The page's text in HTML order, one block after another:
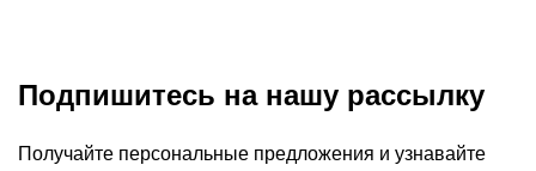
Подпишитесь на нашу рассылку
Получайте персональные предложения и узнавайте